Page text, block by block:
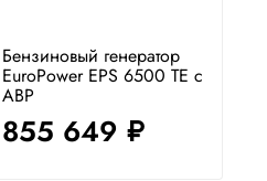
Бензиновый генератор
EuroPower EPS 6500 TE с
АВР
855 649 руб.